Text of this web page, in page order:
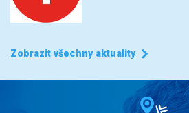
Zobrazit všechny aktuality